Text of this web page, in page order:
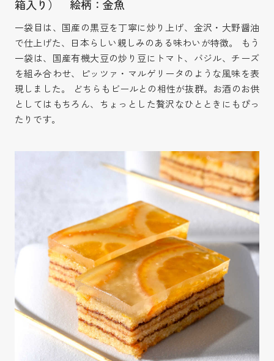
箱入り） 絵柄：金魚
一袋目は、国産の黒豆を丁寧に炒り上げ、金沢・大野醤油
で仕上げた、日本らしい親しみのある味わいが特徴。 もう
一袋は、国産有機大豆の炒り豆にトマト、バジル、チーズ
を組み合わせ、ピッツァ・マルゲリータのような風味を表
現しました。 どちらもビールとの相性が抜群。お酒のお供
としてはもちろん、ちょっとした贅沢なひとときにもぴっ
たりです。